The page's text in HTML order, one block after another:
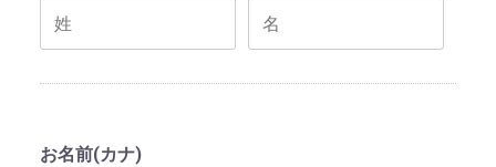
お名前(カナ)